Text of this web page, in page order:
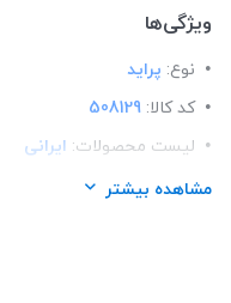
ویژگی‌ها
نوع: پراید
کد کالا: 508129
لیست محصولات: ایرانی
برند:GISP
مشاهده بیشتر